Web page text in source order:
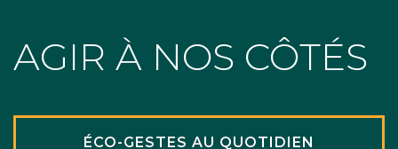
AGIR À NOS CÔTÉS
ÉCO-GESTES AU QUOTIDIEN